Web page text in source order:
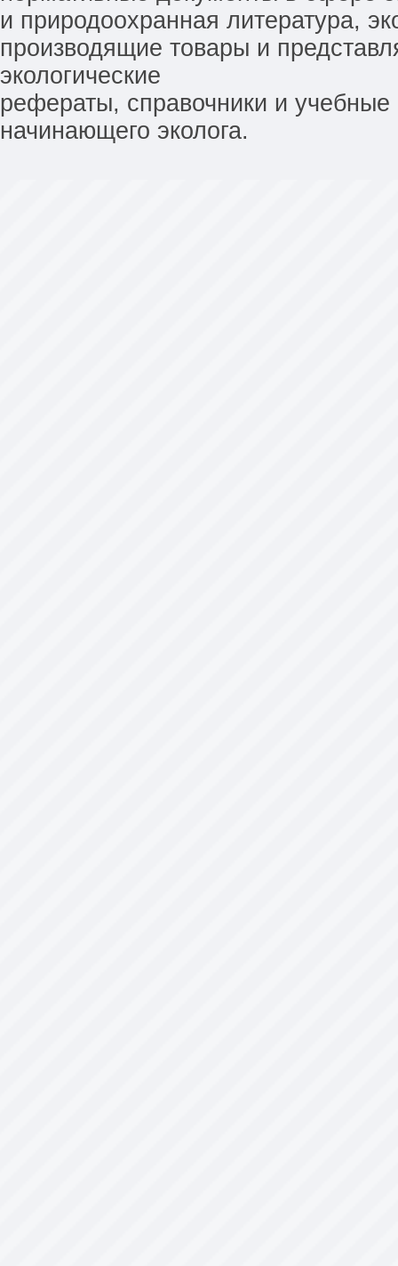
и природоохранная литература,
производящие товары и
экологические
рефераты, справочники и
начинающего эколога.